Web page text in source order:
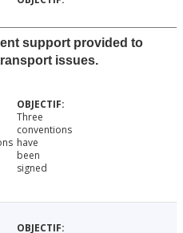
support provided to
issues.
Three
conventions
have
been
signed